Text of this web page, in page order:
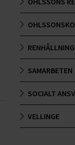
RENHÅLLNING
SAMARBETEN
SOCIALT
VELLINGE